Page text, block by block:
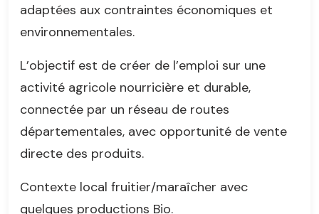
adaptées aux contraintes économiques et
environnementales.
L’objectif est de créer de l’emploi sur une
activité agricole nourricière et durable,
connectée par un réseau de routes
départementales, avec opportunité de vente
directe des produits.
Contexte local fruitier/maraîcher avec
quelques productions Bio.